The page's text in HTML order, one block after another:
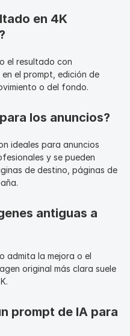
en 4K
el resultado con
el prompt, edición de
o del fondo.
los anuncios?
ideales para anuncios
y se pueden
de destino, páginas de
antiguas a
admita la mejora o el
original más clara suele
prompt de IA para